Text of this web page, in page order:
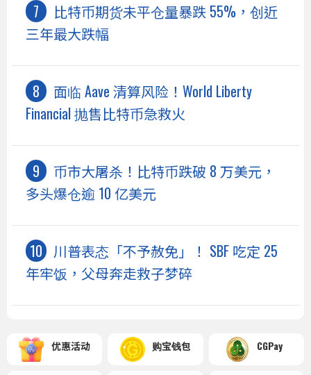
比特币期货未平仓量暴跌 55%，创近
三年最大跌幅
面临 Aave 清算风险！World Liberty
Financial 抛售比特币急救火
币市大屠杀！比特币跌破 8 万美元，
多头爆仓逾 10 亿美元
川普表态「不予赦免」！ SBF 吃定 25
年牢饭，父母奔走救子梦碎
优惠活动 购宝钱包 CGPay